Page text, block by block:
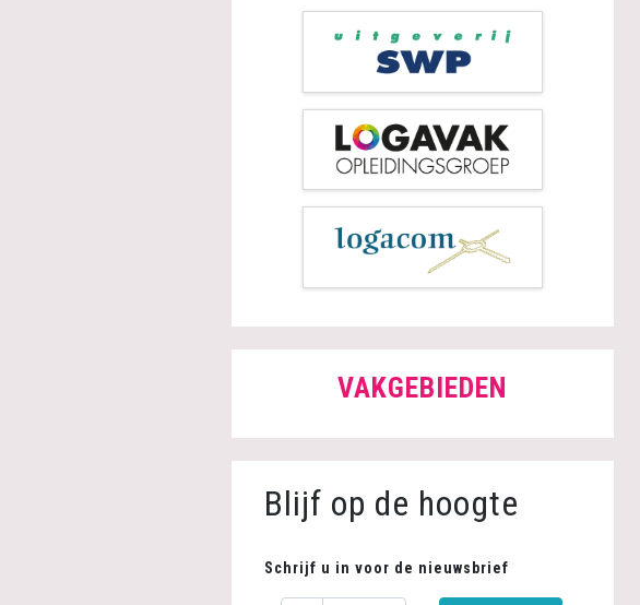
VAKGEBIEDEN
Blijf op de hoogte
Schrijf u in voor de nieuwsbrief